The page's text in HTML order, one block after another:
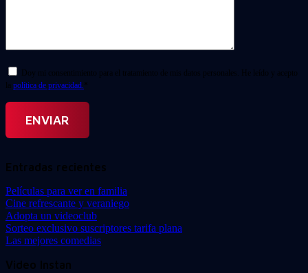
Doy mi consentimiento para el tratamiento de mis datos personales. He leído y acepto
la política de privacidad. *
Entradas recientes
Películas para ver en familia
Cine refrescante y veraniego
Adopta un videoclub
Sorteo exclusivo suscriptores tarifa plana
Las mejores comedias
Video Instan